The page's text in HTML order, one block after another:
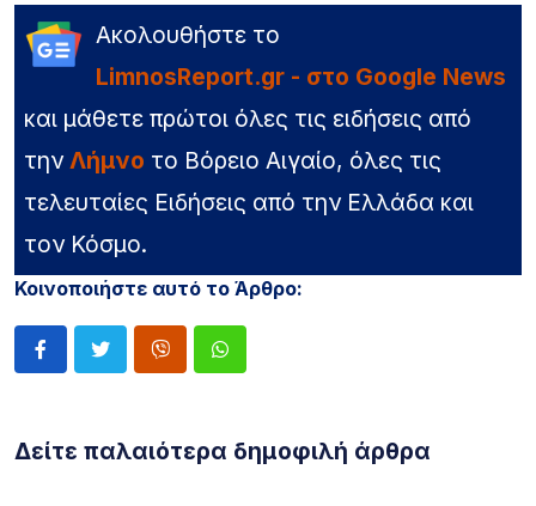
Ακολουθήστε το
LimnosReport.gr - στο Google News
και μάθετε πρώτοι όλες τις ειδήσεις από
την Λήμνο το Βόρειο Αιγαίο, όλες τις
τελευταίες Ειδήσεις από την Ελλάδα και
τον Κόσμο.
Κοινοποιήστε αυτό το Άρθρο:
Δείτε παλαιότερα δημοφιλή άρθρα